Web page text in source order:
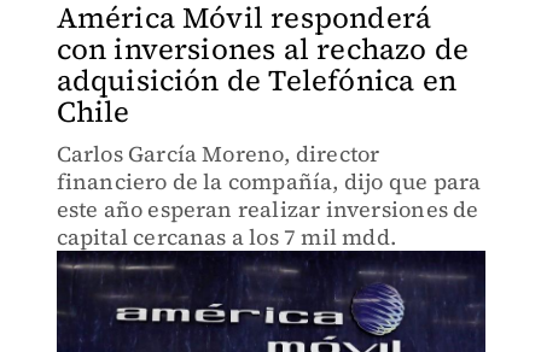
América Móvil responderá
con inversiones al rechazo de
adquisición de Telefónica en
Chile
Carlos García Moreno, director
financiero de la compañía, dijo que para
este año esperan realizar inversiones de
capital cercanas a los 7 mil mdd.